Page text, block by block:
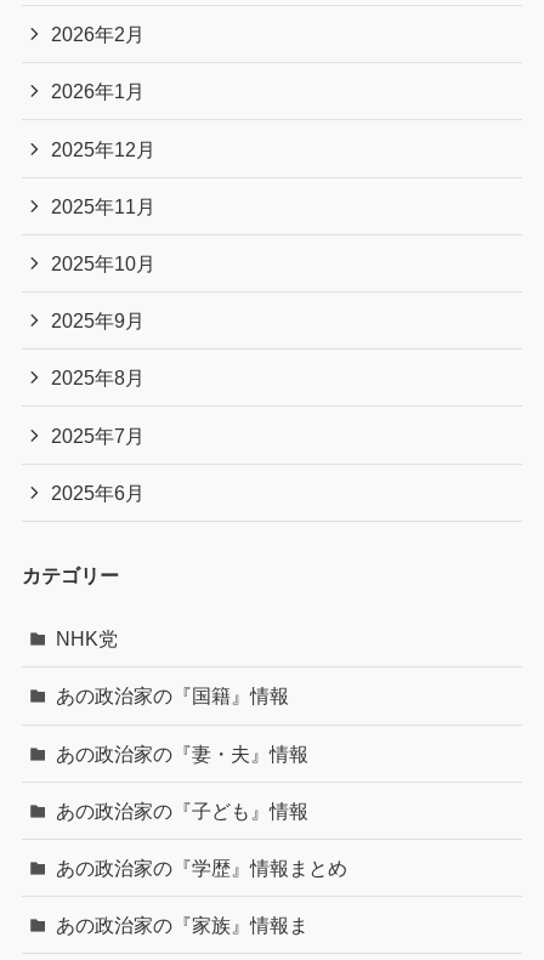
2026年2月
2026年1月
2025年12月
2025年11月
2025年10月
2025年9月
2025年8月
2025年7月
2025年6月
カテゴリー
NHK党
あの政治家の『国籍』情報
あの政治家の『妻・夫』情報
あの政治家の『子ども』情報
あの政治家の『学歴』情報まとめ
あの政治家の『家族』情報ま